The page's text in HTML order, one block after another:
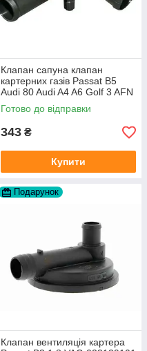
Клапан сапуна клапан
картерних газів Passat B5
Audi 80 Audi A4 A6 Golf 3 AFN
1Y AAZ 1Z AFF AEY AAZ AHB
AHU
Готово до відправки
343 ₴
Купити
Подарунок
Клапан вентиляція картера